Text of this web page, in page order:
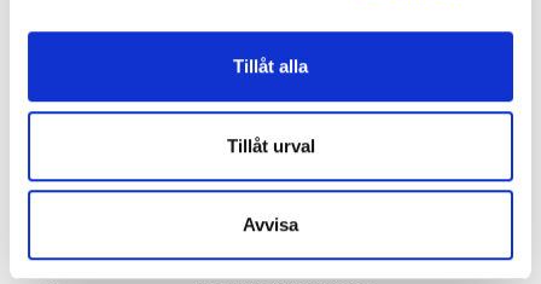
Tillåt alla
Tillåt urval
Avvisa
Gangstern
Hingst
Far:Face Time Bourbon
Mor:Denim Boko
Född:2022-04-27